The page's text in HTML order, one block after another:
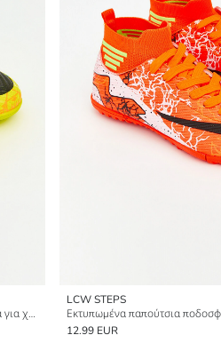
Εκτυπωμένα παπούτσια ποδοσφαίρου για αγόρια για χλοοτάπητα
LCW STEPS
12.99 EUR